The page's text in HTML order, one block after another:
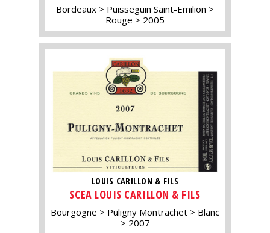
Bordeaux
Puisseguin Saint-Emilion
Rouge
2005
LOUIS CARILLON & FILS
SCEA LOUIS CARILLON & FILS
Bourgogne Puligny Montrachet
Blanc
2007